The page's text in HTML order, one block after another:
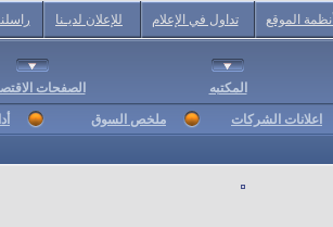
أنظمة الموقع تداول في الإعلام للإعلان لديـنا
المكتبه الصفحات
اعلانات الشركات ملخص السوق